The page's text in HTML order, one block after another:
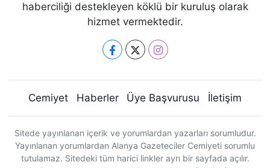
haberciliği destekleyen köklü bir kuruluş olarak
hizmet vermektedir.
Cemiyet Haberler Üye Başvurusu İletişim
Sitede yayınlanan içerik ve yorumlardan yazarları sorumludur.
Yayınlanan yorumlardan Alanya Gazeteciler Cemiyeti sorumlu
tutulamaz. Sitedeki tüm harici linkler ayrı bir sayfada açılır.